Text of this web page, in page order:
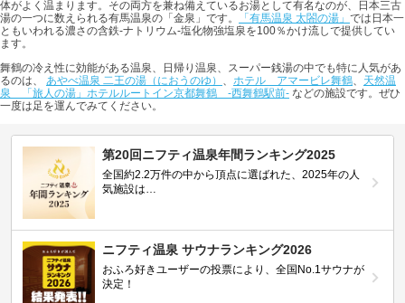
体がよく温まります。その両方を兼ね備えているお湯として有名なのが、日本三古
湯の一つに数えられる有馬温泉の「金泉」です。
「有馬温泉 太閤の湯」 では日本一
ともいわれる濃さの含鉄-ナトリウム-塩化物強塩泉を100％かけ流しで提供してい
ます。
舞鶴の冷え性に効能がある温泉、日帰り温泉、スーパー銭湯の中でも特に人気があ
るのは、 あやべ温泉 二王の湯（におうのゆ） ホテル アマービレ舞鶴
天然温
泉 「旅人の湯」ホテルルートイン京都舞鶴 -西舞鶴駅前- などの施設です。ぜひ
一度は足を運んでみてください。
第20回ニフティ温泉年間ランキング2025
全国約2.2万件の中から頂点に選ばれた、2025年の人
気施設は…
ニフティ温泉 サウナランキング2026
おふろ好きユーザーの投票により、全国No.1サウナが
決定！